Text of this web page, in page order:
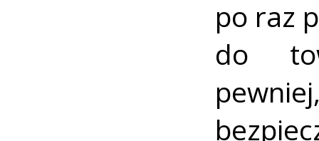
po raz
do